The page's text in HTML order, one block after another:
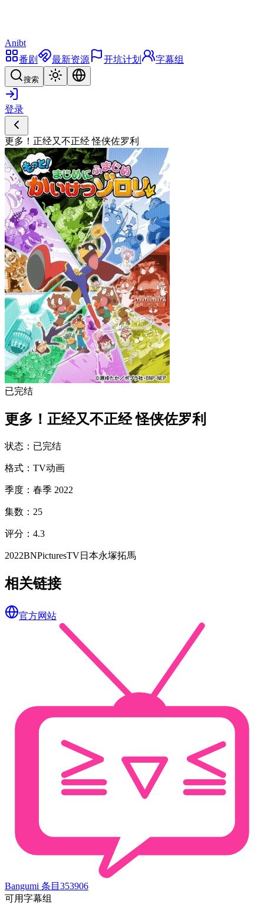
Anibt
番剧
最新资源 开坑计划 字幕组
搜索
登录
更多！正经又不正经 怪侠佐罗利
已完结
更多！正经又不正经 怪侠佐罗利
状态 ： 已完结
格式 ： TV动画
季度 ： 春季 2022
集数 ： 25
评分 ： 4.3
2022BNPicturesTV日本永塚拓馬
相关链接
官方网站
Bangumi 条目 353906
可用字幕组